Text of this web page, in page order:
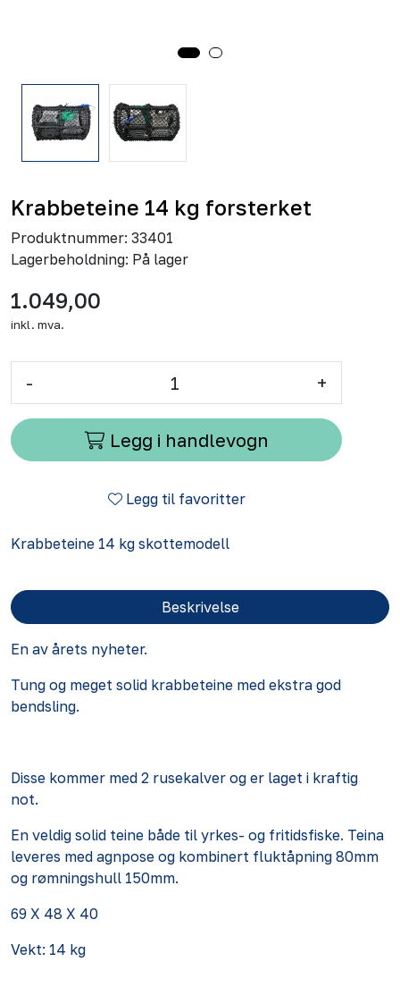
Krabbeteine 14 kg forsterket
Produktnummer: 33401
Lagerbeholdning: På lager
1.049,00
inkl. mva.
- +
Legg i handlevogn
Legg til favoritter
Krabbeteine 14 kg skottemodell
Beskrivelse
En av årets nyheter.
Tung og meget solid krabbeteine med ekstra god
bendsling.
Disse kommer med 2 rusekalver og er laget i kraftig
not.
En veldig solid teine både til yrkes- og fritidsfiske. Teina
leveres med agnpose og kombinert fluktåpning 80mm
og rømningshull 150mm.
69 X 48 X 40
Vekt: 14 kg